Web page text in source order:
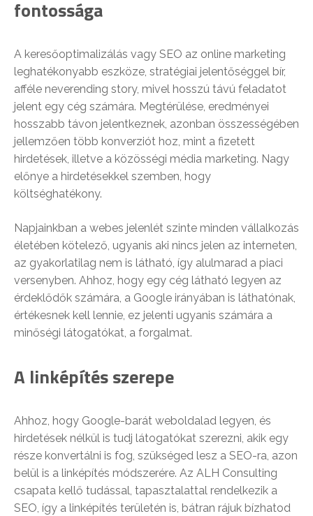
fontossága
A keresőoptimalizálás vagy SEO az online marketing
leghatékonyabb eszköze, stratégiai jelentőséggel bír,
afféle neverending story, mivel hosszú távú feladatot
jelent egy cég számára. Megtérülése, eredményei
hosszabb távon jelentkeznek, azonban összességében
jellemzően több konverziót hoz, mint a fizetett
hirdetések, illetve a közösségi média marketing. Nagy
előnye a hirdetésekkel szemben, hogy
költséghatékony.
Napjainkban a webes jelenlét szinte minden vállalkozás
életében kötelező, ugyanis aki nincs jelen az interneten,
az gyakorlatilag nem is látható, így alulmarad a piaci
versenyben. Ahhoz, hogy egy cég látható legyen az
érdeklődők számára, a Google irányában is láthatónak,
értékesnek kell lennie, ez jelenti ugyanis számára a
minőségi látogatókat, a forgalmat.
A linképítés szerepe
Ahhoz, hogy Google-barát weboldalad legyen, és
hirdetések nélkül is tudj látogatókat szerezni, akik egy
része konvertálni is fog, szükséged lesz a SEO-ra, azon
belül is a linképítés módszerére. Az ALH Consulting
csapata kellő tudással, tapasztalattal rendelkezik a
SEO, így a linképítés területén is, bátran rájuk bízhatod